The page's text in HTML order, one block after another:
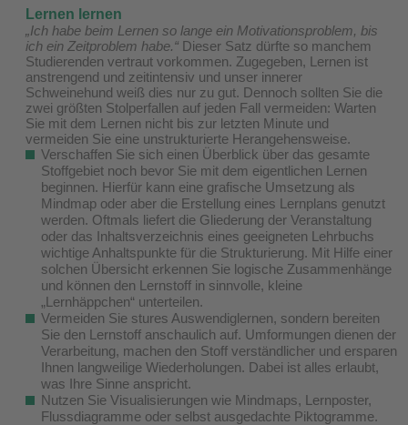
Lernen lernen
„Ich habe beim Lernen so lange ein Motivationsproblem, bis
ich ein Zeitproblem habe.“ Dieser Satz dürfte so manchem
Studierenden vertraut vorkommen. Zugegeben, Lernen ist
anstrengend und zeitintensiv und unser innerer
Schweinehund weiß dies nur zu gut. Dennoch sollten Sie die
zwei größten Stolperfallen auf jeden Fall vermeiden: Warten
Sie mit dem Lernen nicht bis zur letzten Minute und
vermeiden Sie eine unstrukturierte Herangehensweise.
Verschaffen Sie sich einen Überblick über das gesamte
Stoffgebiet noch bevor Sie mit dem eigentlichen Lernen
beginnen. Hierfür kann eine grafische Umsetzung als
Mindmap oder aber die Erstellung eines Lernplans genutzt
werden. Oftmals liefert die Gliederung der Veranstaltung
oder das Inhaltsverzeichnis eines geeigneten Lehrbuchs
wichtige Anhaltspunkte für die Strukturierung. Mit Hilfe einer
solchen Übersicht erkennen Sie logische Zusammenhänge
und können den Lernstoff in sinnvolle, kleine
„Lernhäppchen“ unterteilen.
Vermeiden Sie stures Auswendiglernen, sondern bereiten
Sie den Lernstoff anschaulich auf. Umformungen dienen der
Verarbeitung, machen den Stoff verständlicher und ersparen
Ihnen langweilige Wiederholungen. Dabei ist alles erlaubt,
was Ihre Sinne anspricht.
Nutzen Sie Visualisierungen wie Mindmaps, Lernposter,
Flussdiagramme oder selbst ausgedachte Piktogramme.